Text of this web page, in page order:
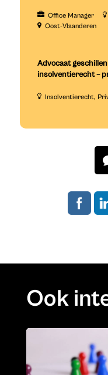
Office Manager
Oost-Vlaanderen
Advocaat
insolventierecht –
Insolventierecht
Ook